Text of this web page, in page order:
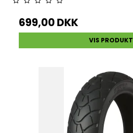
699,00 DKK
VIS PRODUKT